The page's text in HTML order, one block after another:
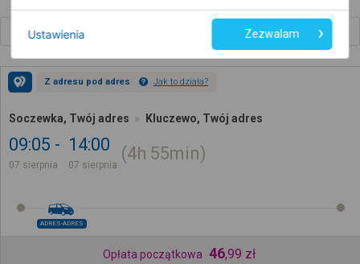
Z adresu pod adres Jak to działa?
Soczewka, Twój adres Kluczewo, Twój adres
09:05
07 sierpnia
14:00
07 sierpnia
4h 55min
ADRES-ADRES
Opłata początkowa 46,99 zł
Ustawienia Zezwalam